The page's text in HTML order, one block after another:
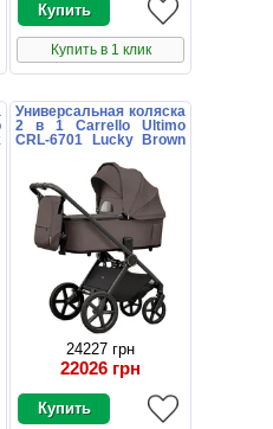
Купить в 1 клик
Универсальная коляска
2 в 1 Carrello Ultimo
CRL-6701 Lucky Brown
дождевиком
24227 грн
22026 грн